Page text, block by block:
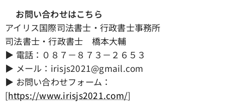
お問い合わせはこちら
アイリス国際司法書士・行政書士事務所
司法書士・行政書士 橋本大輔
▶ 電話：０８７－８７３－２６５３
▶ メール：irisjs2021@gmail.com
▶ お問い合わせフォーム：
[https://www.irisjs2021.com/]